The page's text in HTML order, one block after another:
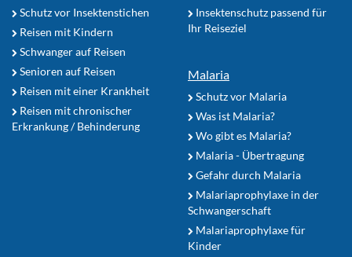
Schutz vor Insektenstichen
Reisen mit Kindern
Schwanger auf Reisen
Senioren auf Reisen
Reisen mit einer Krankheit
Reisen mit chronischer
Erkrankung / Behinderung
Insektenschutz passend für
Ihr Reiseziel
Malaria
Schutz vor Malaria
Was ist Malaria?
Wo gibt es Malaria?
Malaria - Übertragung
Gefahr durch Malaria
Malariaprophylaxe in der
Schwangerschaft
Malariaprophylaxe für
Kinder